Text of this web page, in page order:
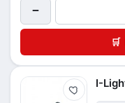
−
🛒
Merken
I-